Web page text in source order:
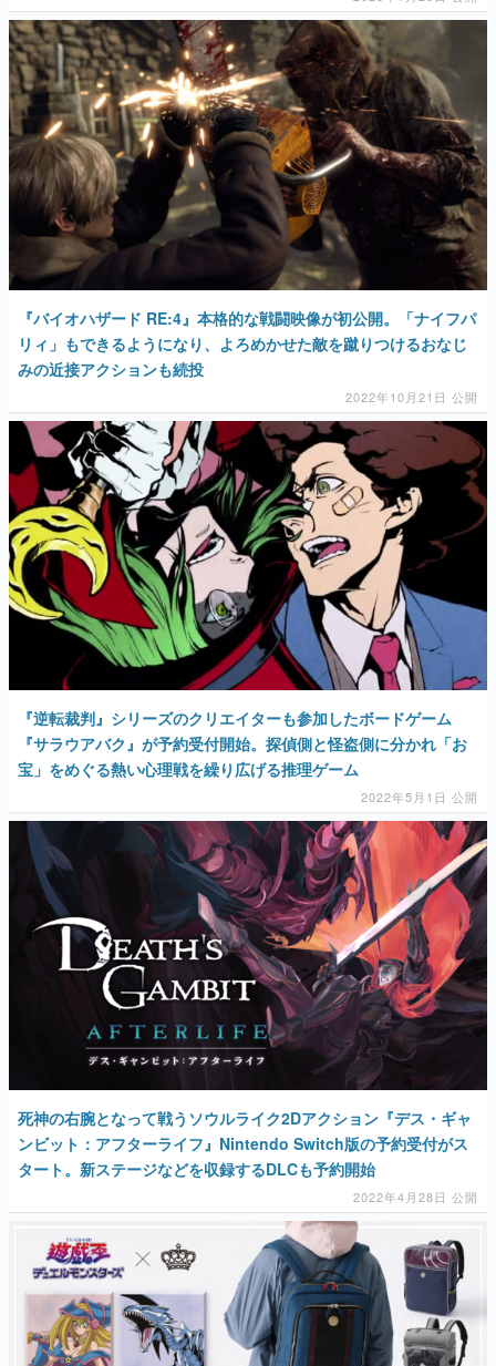
『バイオハザード RE:4』本格的な戦闘映像が初公開。「ナイフパ
リィ」もできるようになり、よろめかせた敵を蹴りつけるおなじ
みの近接アクションも続投
2022年10月21日 公開
『逆転裁判』シリーズのクリエイターも参加したボードゲーム
『サラウアバク』が予約受付開始。探偵側と怪盗側に分かれ「お
宝」をめぐる熱い心理戦を繰り広げる推理ゲーム
2022年5月1日 公開
死神の右腕となって戦うソウルライク2Dアクション『デス・ギャ
ンビット：アフターライフ』Nintendo Switch版の予約受付がス
タート。新ステージなどを収録するDLCも予約開始
2022年4月28日 公開